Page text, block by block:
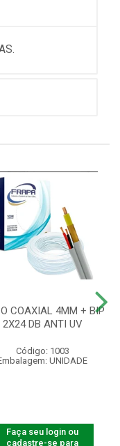
COAXIAL 4MM + BIP
2X24 DB ANTI UV
Código: 1003
UNIDADE
Faça seu login ou
cadastre-se para